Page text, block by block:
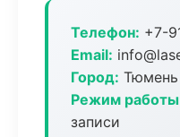
Телефон: +7-
Email:
Город: Тюмень
Режим
записи